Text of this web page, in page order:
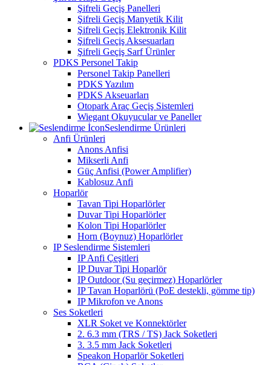
Şifreli Geçiş Panelleri
Şifreli Geçiş Manyetik Kilit
Şifreli Geçiş Elektronik Kilit
Şifreli Geçiş Aksesuarları
Şifreli Geçiş Sarf Ürünler
PDKS Personel Takip
Personel Takip Panelleri
PDKS Yazılım
PDKS Akseuarları
Otopark Araç Geçiş Sistemleri
Wiegant Okuyucular ve Paneller
Seslendirme Ürünleri
Anfi Ürünleri
Anons Anfisi
Mikserli Anfi
Güç Anfisi (Power Amplifier)
Kablosuz Anfi
Hoparlör
Tavan Tipi Hoparlörler
Duvar Tipi Hoparlörler
Kolon Tipi Hoparlörler
Horn (Boynuz) Hoparlörler
IP Seslendirme Sistemleri
IP Anfi Çeşitleri
IP Duvar Tipi Hoparlör
IP Outdoor (Su geçirmez) Hoparlörler
IP Tavan Hoparlörü (PoE destekli, gömme tip)
IP Mikrofon ve Anons
Ses Soketleri
XLR Soket ve Konnektörler
2. 6.3 mm (TRS / TS) Jack Soketleri
3. 3.5 mm Jack Soketleri
Speakon Hoparlör Soketleri